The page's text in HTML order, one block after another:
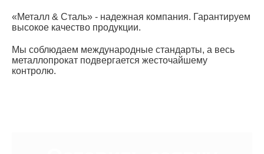
«Металл & Сталь» - надежная компания. Гарантируем
высокое качество продукции.
Мы соблюдаем международные стандарты, а весь
металлопрокат подвергается жесточайшему
контролю.